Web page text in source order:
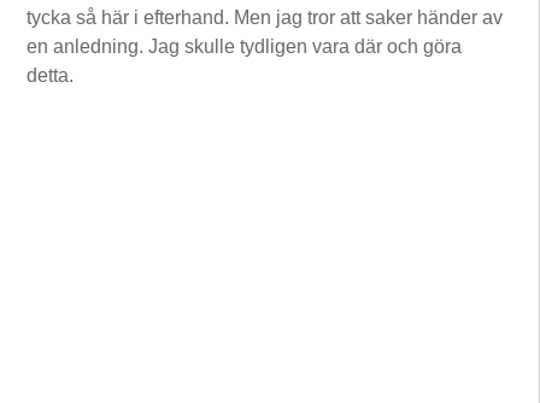
tycka så här i efterhand. Men jag tror att saker händer av
en anledning. Jag skulle tydligen vara där och göra
detta.